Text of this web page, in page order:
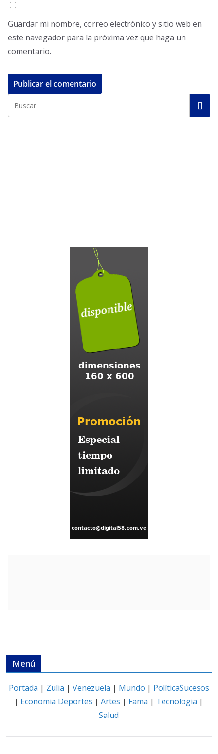
Guardar mi nombre, correo electrónico y sitio web en
este navegador para la próxima vez que haga un
comentario.
Menú
Portada | Zulia | Venezuela | Mundo | PolíticaSucesos
| Economía Deportes |Artes | Fama | Tecnología |
Salud